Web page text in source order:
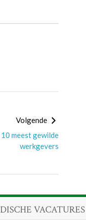
Volgende
meest gewilde
werkgevers
VACATURES